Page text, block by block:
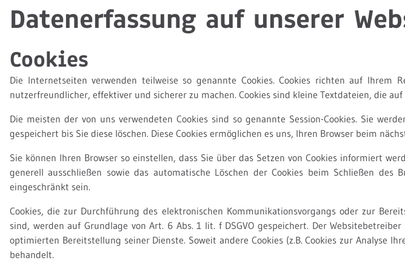
Datenerfassung auf unserer
Cookies
Die Internetseiten verwenden teilweise so genannte Cookies. Cookies richten auf
nutzerfreundlicher, effektiver und sicherer zu machen. Cookies sind kleine Textdateien, die
Die meisten der von uns verwendeten Cookies sind so genannte Session-Cookies. Sie
gespeichert bis Sie diese löschen. Diese Cookies ermöglichen es uns, Ihren Browser beim
Sie können Ihren Browser so einstellen, dass Sie über das Setzen von Cookies informiert
generell ausschließen sowie das automatische Löschen der Cookies beim Schließen
eingeschränkt sein.
Cookies, die zur Durchführung des elektronischen Kommunikationsvorgangs oder zur
sind, werden auf Grundlage von Art. 6 Abs. 1 lit. f DSGVO gespeichert. Der
optimierten Bereitstellung seiner Dienste. Soweit andere Cookies (z.B. Cookies zur Analyse
behandelt.